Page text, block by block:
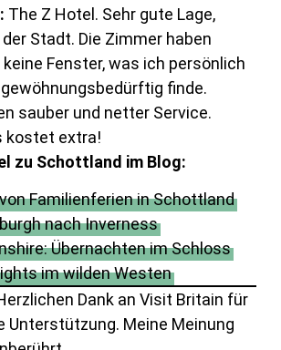
The Z Hotel. Sehr gute Lage,
Stadt. Die Zimmer haben
Fenster, was ich persönlich
finde.
sauber und netter Service.
kostet extra!
zu Schottland im Blog:
Familienferien in Schottland
nach Inverness
Übernachten im Schloss
im wilden Westen
Dank an Visit Britain für
Unterstützung. Meine Meinung